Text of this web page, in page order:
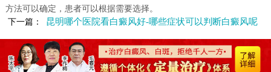
方法可以确定，患者可以根据需要选择。
下一篇：
昆明哪个医院看白癜风好-哪些症状可以判断白癜风呢